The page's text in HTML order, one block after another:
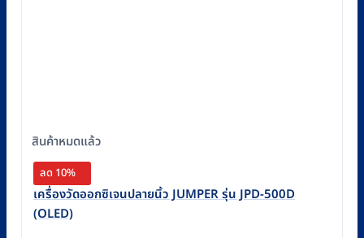
สินค้าหมดแล้ว
ลด 10%
เครื่องวัดออกซิเจนปลายนิ้ว JUMPER รุ่น JPD-500D
(OLED)